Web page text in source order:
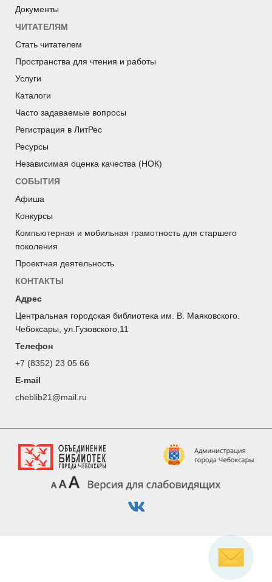
Документы
ЧИТАТЕЛЯМ
Стать читателем
Пространства для чтения и работы
Услуги
Каталоги
Часто задаваемые вопросы
Регистрация в ЛитРес
Ресурсы
Независимая оценка качества (НОК)
СОБЫТИЯ
Афиша
Конкурсы
Компьютерная и мобильная грамотность для старшего
поколения
Проектная деятельность
КОНТАКТЫ
Адрес
Центральная городская библиотека им. В. Маяковского.
Чебоксары, ул.Гузовского,11
Телефон
+7 (8352) 23 05 66
E-mail
cheblib21@mail.ru